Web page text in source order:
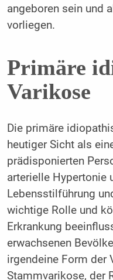
angeboren sein und
vorliegen.
Primäre
Varikose
Die primäre
heutiger Sicht als
prädisponierten
arterielle Hypertonie
Lebensstilführung
wichtige Rolle und
Erkrankung
erwachsenen
irgendeine Form der
Stammvarikose, der